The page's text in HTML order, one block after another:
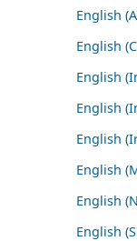
English
English
English
English
English
English
English
English